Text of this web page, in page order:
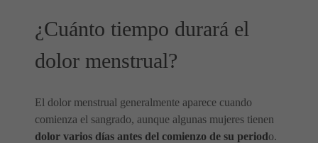
¿Cuánto tiempo durará el
dolor menstrual?
El dolor menstrual generalmente aparece cuando
comienza el sangrado, aunque algunas mujeres tienen
dolor varios días antes del comienzo de su periodo.